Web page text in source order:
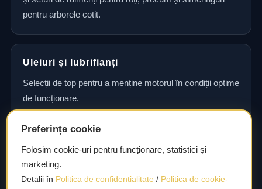
pentru arborele cotit.
Uleiuri și lubrifianți
Selecții de top pentru a menține motorul în condiții optime
de funcționare.
Consultanță și asistență tehnică
Consultanță și asistență tehnică pentru alegerea pieselor
potrivite și efectuarea reparațiilor sau întreținerii corecte.
Preferințe cookie
Folosim cookie-uri pentru funcționare, statistici și
marketing.
Detalii în Politica de confidențialitate / Politica de cookie-